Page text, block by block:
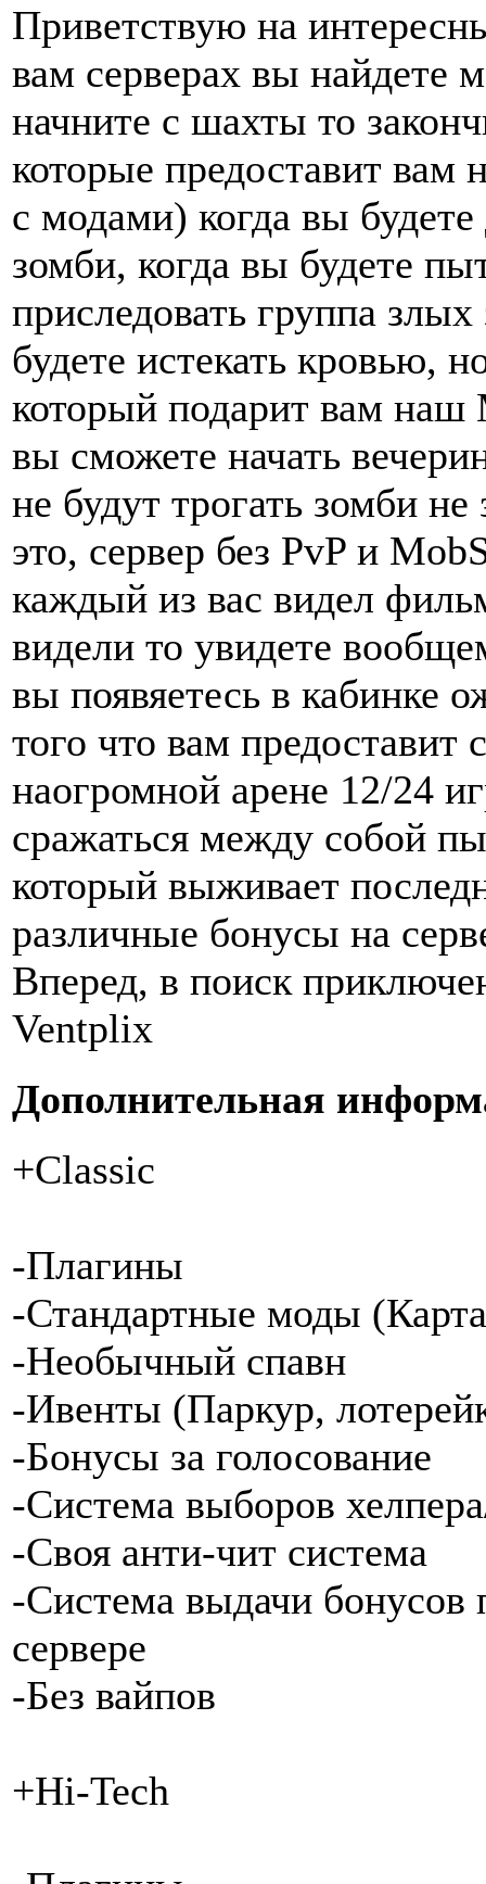
Приветствую на
вам серверах вы найдете
начните с шахты то
которые предоставит
с модами) когда вы
зомби, когда вы будете
приследовать группа
будете истекать кровью,
который подарит вам
вы сможете начать
не будут трогать зомби
это, сервер без PvP и
каждый из вас видел
видели то увидете
вы появяетесь в кабинке
того что вам
наогромной арене 12/24
сражаться между собой
который выживает
различные бонусы на
Вперед, в поиск
Ventplix
Дополнительная
+Classic
-Плагины
-Стандартные моды
-Необычный спавн
-Ивенты (Паркур,
-Бонусы за голосование
-Система выборов
-Своя анти-чит система
-Система выдачи
сервере
-Без вайпов
+Hi-Tech